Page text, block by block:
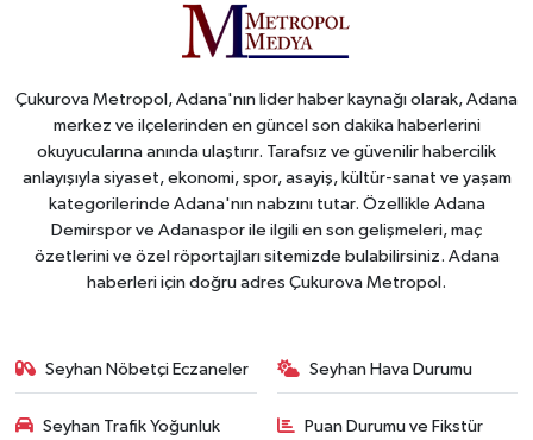
Çukurova Metropol, Adana'nın lider haber kaynağı olarak, Adana
merkez ve ilçelerinden en güncel son dakika haberlerini
okuyucularına anında ulaştırır. Tarafsız ve güvenilir habercilik
anlayışıyla siyaset, ekonomi, spor, asayiş, kültür-sanat ve yaşam
kategorilerinde Adana'nın nabzını tutar. Özellikle Adana
Demirspor ve Adanaspor ile ilgili en son gelişmeleri, maç
özetlerini ve özel röportajları sitemizde bulabilirsiniz. Adana
haberleri için doğru adres Çukurova Metropol.
Seyhan Nöbetçi Eczaneler Seyhan Hava Durumu
Seyhan Trafik Yoğunluk Puan Durumu ve Fikstür